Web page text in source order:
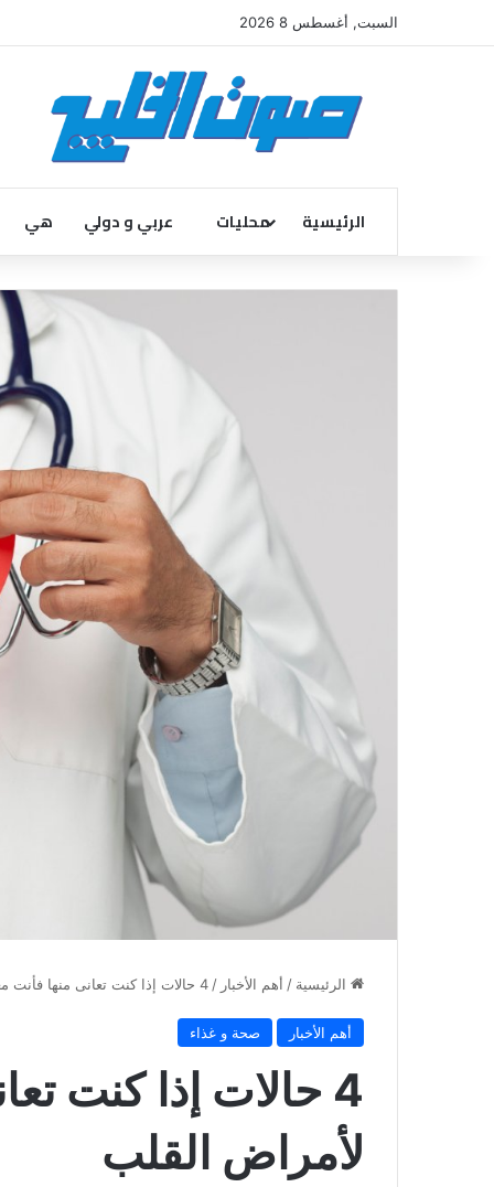
السبت, أغسطس 8 2026
الرئيسية محليات عربي و دولي هي
الرئيسية / أهم الأخبار /4 حالات إذا كنت تعانى منها فأنت معرض لأمراض القلب
أهم الأخبار صحة و غذاء
4 حالات إذا كنت
لأمراض القلب